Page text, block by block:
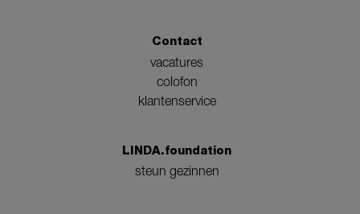
Contact
vacatures
colofon
klantenservice
LINDA.foundation
steun gezinnen